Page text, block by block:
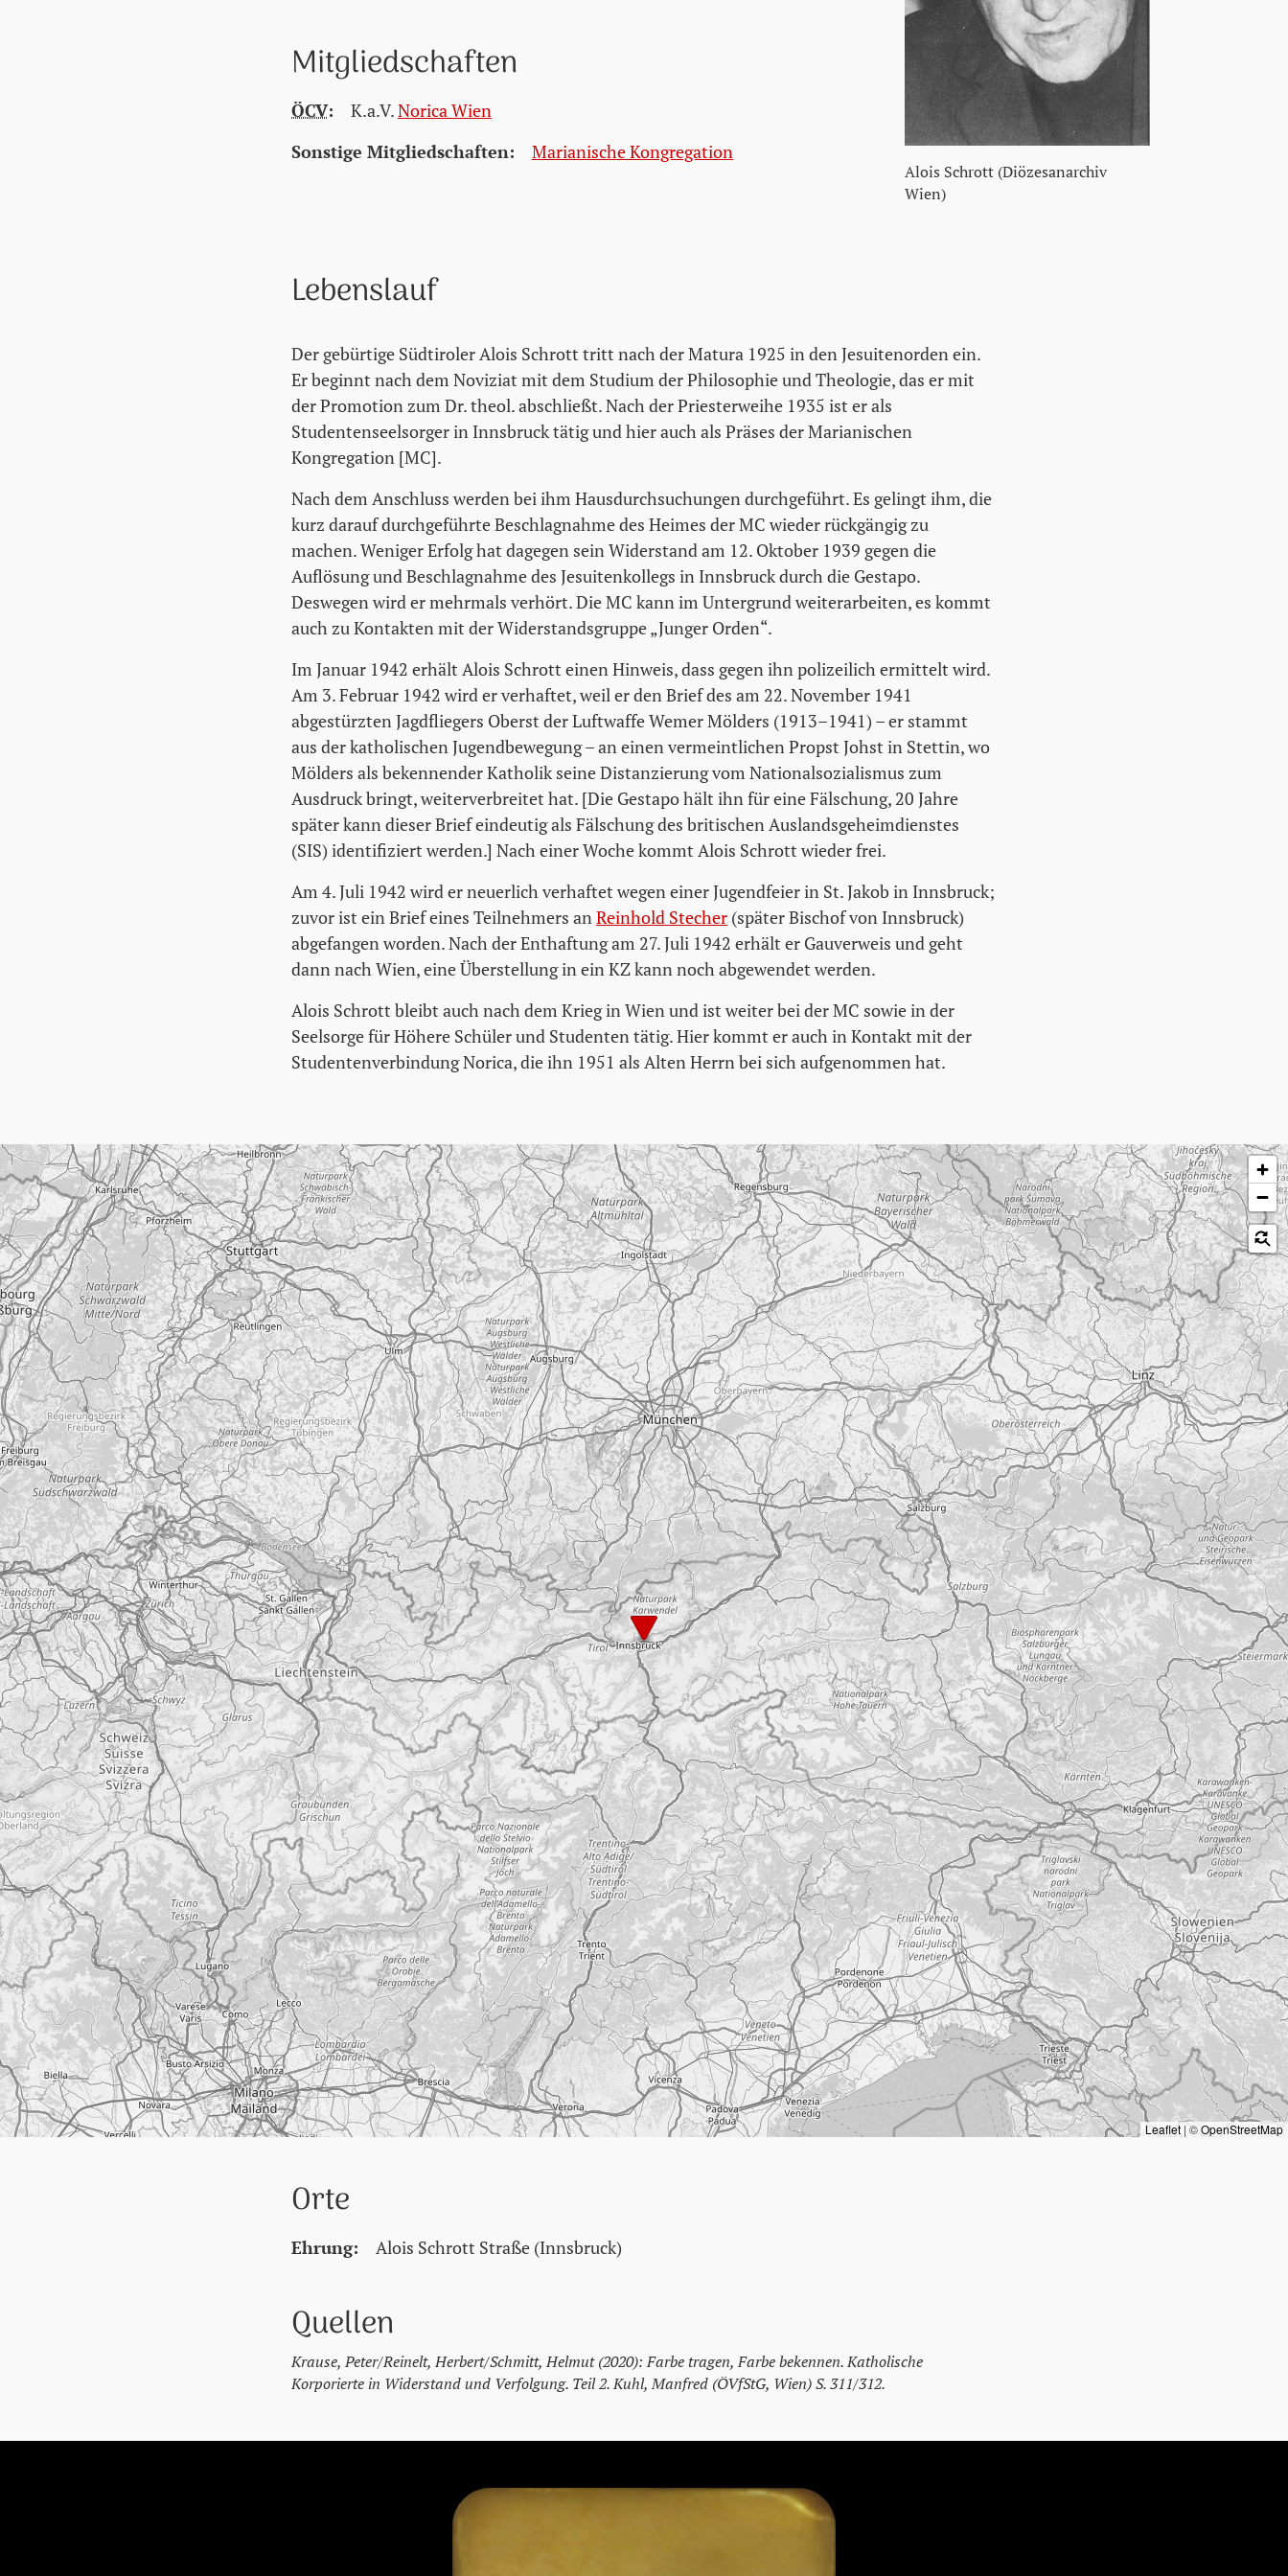
Alois Schrott (Diözesanarchiv
Wien)
Mitgliedschaften
ÖCV: K.a.V.Norica Wien
Sonstige Mitgliedschaften:
Marianische Kongregation
Lebenslauf
Der gebürtige Südtiroler Alois Schrott tritt nach der Matura 1925 in den Jesuitenorden ein.
Er beginnt nach dem Noviziat mit dem Studium der Philosophie und Theologie, das er mit
der Promotion zum Dr. theol. abschließt. Nach der Priesterweihe 1935 ist er als
Studentenseelsorger in Innsbruck tätig und hier auch als Präses der Marianischen
Kongregation [MC].
Nach dem Anschluss werden bei ihm Hausdurchsuchungen durchgeführt. Es gelingt ihm, die
kurz darauf durchgeführte Beschlagnahme des Heimes der MC wieder rückgängig zu
machen. Weniger Erfolg hat dagegen sein Widerstand am 12. Oktober 1939 gegen die
Auflösung und Beschlagnahme des Jesuitenkollegs in Innsbruck durch die Gestapo.
Deswegen wird er mehrmals verhört. Die MC kann im Untergrund weiterarbeiten, es kommt
auch zu Kontakten mit der Widerstandsgruppe „Junger Orden“.
Im Januar 1942 erhält Alois Schrott einen Hinweis, dass gegen ihn polizeilich ermittelt wird.
Am 3. Februar 1942 wird er verhaftet, weil er den Brief des am 22. November 1941
abgestürzten Jagdfliegers Oberst der Luftwaffe Wemer Mölders (1913–1941) – er stammt
aus der katholischen Jugendbewegung – an einen vermeintlichen Propst Johst in Stettin, wo
Mölders als bekennender Katholik seine Distanzierung vom Nationalsozialismus zum
Ausdruck bringt, weiterverbreitet hat. [Die Gestapo hält ihn für eine Fälschung, 20 Jahre
später kann dieser Brief eindeutig als Fälschung des britischen Auslandsgeheimdienstes
(SIS) identifiziert werden.] Nach einer Woche kommt Alois Schrott wieder frei.
Am 4. Juli 1942 wird er neuerlich verhaftet wegen einer Jugendfeier in St. Jakob in Innsbruck;
zuvor ist ein Brief eines Teilnehmers anReinhold Stecher (später Bischof von Innsbruck)
abgefangen worden. Nach der Enthaftung am 27. Juli 1942 erhält er Gauverweis und geht
dann nach Wien, eine Überstellung in ein KZ kann noch abgewendet werden.
Alois Schrott bleibt auch nach dem Krieg in Wien und ist weiter bei der MC sowie in der
Seelsorge für Höhere Schüler und Studenten tätig. Hier kommt er auch in Kontakt mit der
Studentenverbindung Norica, die ihn 1951 als Alten Herrn bei sich aufgenommen hat.
Karte überspringen
Leaflet | ©OpenStreetMap
Orte
Ehrung: Alois Schrott Straße (Innsbruck)
Quellen
Krause, Peter/Reinelt, Herbert/Schmitt, Helmut (2020): Farbe tragen, Farbe bekennen. Katholische
Korporierte in Widerstand und Verfolgung. Teil 2. Kuhl, Manfred (ÖVfStG, Wien) S. 311/312.